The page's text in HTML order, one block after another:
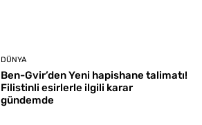
DÜNYA
Ben-Gvir’den Yeni hapishane talimatı!
Filistinli esirlerle ilgili karar
gündemde